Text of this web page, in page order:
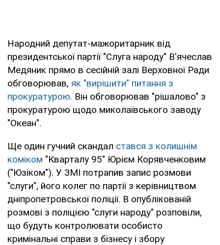
Народний депутат-мажоритарник від
президентської партії "Слуга народу" В'ячеслав
Медяник прямо в сесійній залі Верховної Ради
обговорював, як "вирішити" питання з
прокуратурою. Він обговорював "рішалово" з
прокуратурою щодо миколаївського заводу
"Океан".
Ще один гучний скандал стався з колишнім
коміком "Кварталу 95" Юрієм Корявченковим
("Юзіком"). У ЗМІ потрапив запис розмови
"слуги", його колег по партії з керівництвом
дніпропетровської поліції. В опублікованій
розмові з поліцією "слуги народу" розповіли,
що будуть контролювати особисто
кримінальні справи з бізнесу і збору